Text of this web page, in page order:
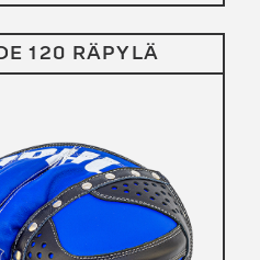
120 RÄPYLÄ